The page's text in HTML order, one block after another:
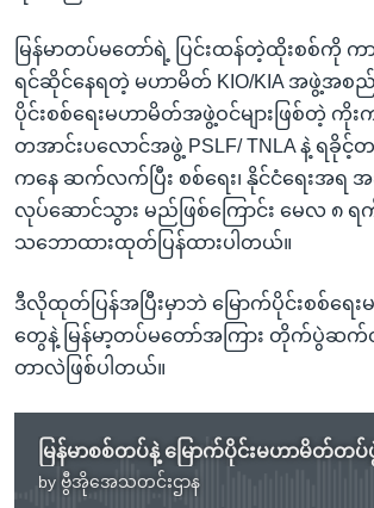
မြန်မာတပ်မတော်ရဲ့ ပြင်းထန်တဲ့ထိုးစစ်ကို က
ရင်ဆိုင်နေရတဲ့ မဟာမိတ် KIO/KIA အဖွဲ့အစ
ပိုင်းစစ်ရေးမဟာမိတ်အဖွဲ့ဝင်များဖြစ်တဲ့ ကိုး
တအာင်းပလောင်အဖွဲ့ PSLF/ TNLA နဲ့ ရခိုင့်
ကနေ ဆက်လက်ပြီး စစ်ရေး၊ နိုင်ငံရေးအရ အ
လုပ်ဆောင်သွား မည်ဖြစ်ကြောင်း မေလ ၈ ရ
သဘောထားထုတ်ပြန်ထားပါတယ်။
ဒီလိုထုတ်ပြန်အပြီးမှာဘဲ မြောက်ပိုင်းစစ်ရေ
တွေနဲ့ မြန်မာ့တပ်မတော်အကြား တိုက်ပွဲဆက်
တာလဲဖြစ်ပါတယ်။
by ဗွီအိုအေသတင်းဌာန
No media source currently